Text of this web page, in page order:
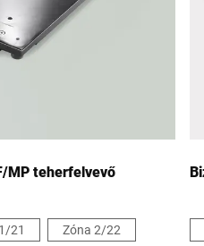
MP teherfelvevő
21
Zóna 2/22